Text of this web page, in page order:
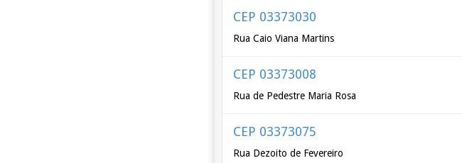
CEP 03373030
Rua Caio Viana Martins
CEP 03373008
Rua de Pedestre Maria Rosa
CEP 03373075
Rua Dezoito de Fevereiro